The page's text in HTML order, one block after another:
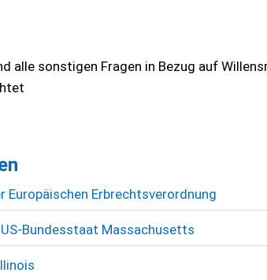
alle sonstigen Fragen in Bezug auf
Europäischen Erbrechtsverordnung
Bundesstaat Massachusetts